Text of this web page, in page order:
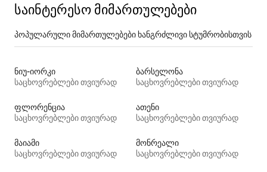
საინტერესო მიმართულებები
პოპულარული მიმართულებები ხანგრძლივი სტუმრობისთვის
ნიუ-იორკი
საცხოვრებლები თვიურად
ბარსელონა
საცხოვრებლები თვიურად
ფლორენცია
საცხოვრებლები თვიურად
ათენი
საცხოვრებლები თვიურად
მაიამი
საცხოვრებლები თვიურად
მონრეალი
საცხოვრებლები თვიურად